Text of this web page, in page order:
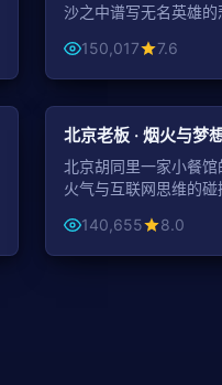
沙之中谱写无名英雄的
150,017
7.6
都市
北京老板 · 烟火与梦
北京胡同里一家小餐
火气与互联网思维的碰
140,655
8.0